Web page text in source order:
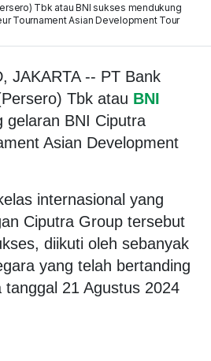
Tbk atau BNI sukses mendukung
Tournament Asian Development Tour
JAKARTA -- PT Bank
Tbk atau BNI
gelaran BNI Ciputra
Asian Development
internasional yang
Ciputra Group tersebut
diikuti oleh sebanyak
yang telah bertanding
21 Agustus 2024